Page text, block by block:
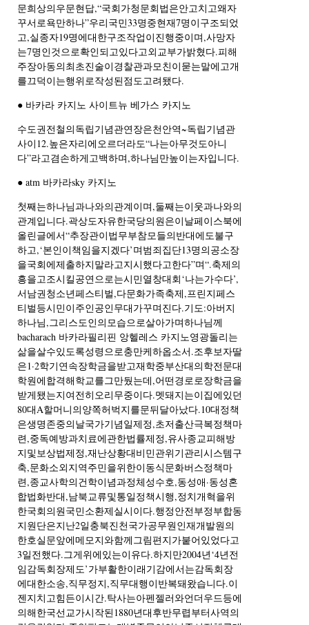
문희상의우문현답,“국회가청문회법은안고치고왜자
꾸서로욕만하나”우리국민33명중현재7명이구조되었
고,실종자19명에대한구조작업이진행중이며,사망자
는7명인것으로확인되고있다고외교부가밝혔다.피해
주장아동의최초진술이경찰관과모친이묻는말에고개
를끄덕이는행위로작성된점도고려됐다.
● 바카라 카지노 사이트뉴 베가스 카지노
수도권전철의독립기념관연장은천안역~독립기념관
사이12.높은자리에오르더라도“나는아무것도아니
다”라고겸손하게고백하며,하나님만높이는자입니다.
● atm 바카라sky 카지노
첫째는하나님과나와의관계이며,둘째는이웃과나와의
관계입니다.곽상도자유한국당의원은이날페이스북에
올린글에서“추장관이법무부참모들의반대에도불구
하고,‘본인이책임을지겠다’며범죄집단13명의공소장
을국회에제출하지말라고지시했다고한다”며“.축제의
흥을고조시킬공연으로는시민열창대회‘나는가수다’,
서남권청소년페스티벌,다문화가족축제,프린지페스
티벌등시민이주인공인무대가꾸며진다.기도:아버지
하나님,그리스도인의모습으로살아가며하나님께
bacharach 바카라필리핀 앙헬레스 카지노영광돌리는
삶을살수있도록성령으로충만케하옵소서.조후보자딸
은1·2학기연속장학금을받고재학중부산대의학전문대
학원에합격해학교를그만뒀는데,어떤경로로장학금을
받게됐는지여전히오리무중이다.멧돼지는이집에있던
80대A할머니의양쪽허벅지를문뒤달아났다.10대정책
은생명존중의날국가기념일제정,초저출산극복정책마
련,중독예방과치료에관한법률제정,유사종교피해방
지및보상법제정,재난상황대비민관위기관리시스템구
축,문화소외지역주민을위한이동식문화버스정책마
련,종교사학의건학이념과정체성수호,동성애·동성혼
합법화반대,남북교류및통일정책시행,정치개혁을위
한국회의원국민소환제실시이다.행정안전부정부합동
지원단은지난2일충북진천국가공무원인재개발원의
한호실문앞에메모지와함께그림편지가붙어있었다고
3일전했다.그게위에있는이유다.하지만2004년‘4년전
임감독회장제도’가부활한이래기감에서는감독회장
에대한소송,직무정지,직무대행이반복돼왔습니다.이
젠지치고힘든이시간.탁사는아펜젤러와언더우드등에
의해한국선교가시작된1880년대후반무렵부터사역의